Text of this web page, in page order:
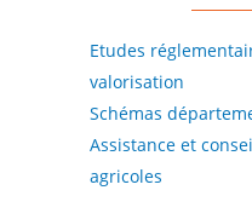
Etudes
valorisation
Schémas
Assistance et
agricoles